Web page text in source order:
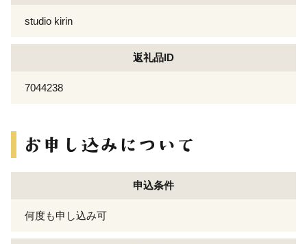
studio kirin
返礼品ID
7044238
申込条件
何度も申し込み可